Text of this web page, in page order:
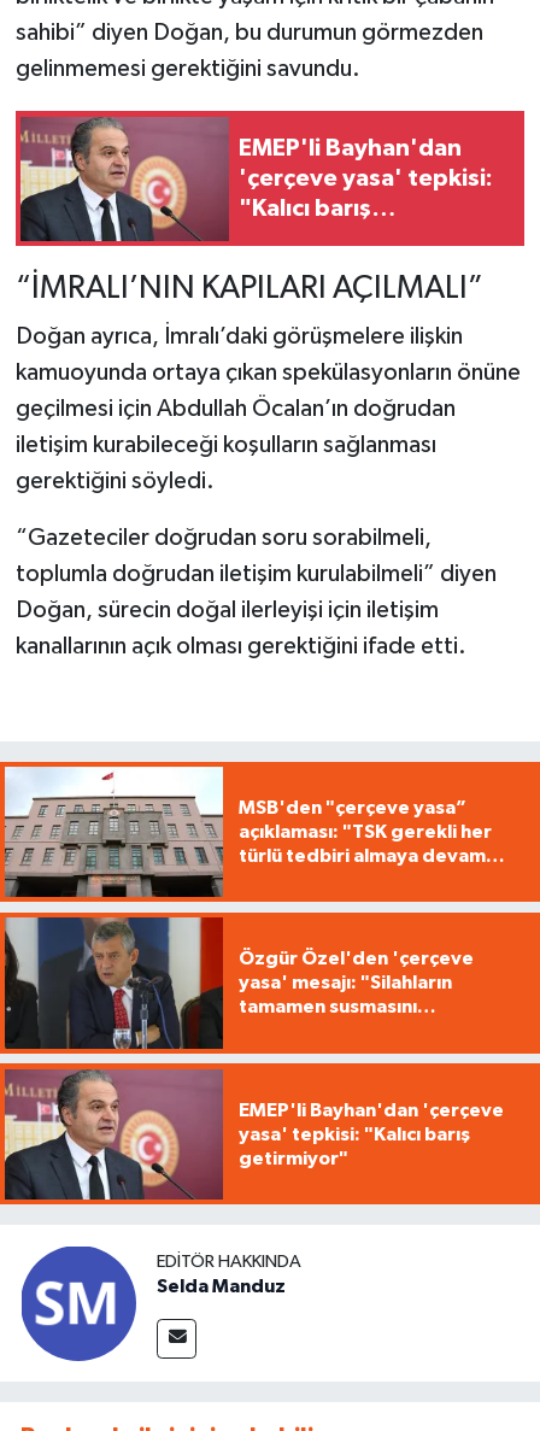
sahibi” diyen Doğan, bu durumun görmezden
gelinmemesi gerektiğini savundu.
EMEP'li Bayhan'dan
'çerçeve yasa' tepkisi:
"Kalıcı barış
“İMRALI’NIN KAPILARI AÇILMALI”
Doğan ayrıca, İmralı’daki görüşmelere ilişkin
kamuoyunda ortaya çıkan spekülasyonların önüne
geçilmesi için Abdullah Öcalan’ın doğrudan
iletişim kurabileceği koşulların sağlanması
gerektiğini söyledi.
“Gazeteciler doğrudan soru sorabilmeli,
toplumla doğrudan iletişim kurulabilmeli” diyen
Doğan, sürecin doğal ilerleyişi için iletişim
kanallarının açık olması gerektiğini ifade etti.
MSB'den "çerçeve yasa”
açıklaması: "TSK gerekli her
türlü tedbiri almaya devam
Özgür Özel'den 'çerçeve
yasa' mesajı: "Silahların
tamamen susmasını
EMEP'li Bayhan'dan 'çerçeve
yasa' tepkisi: "Kalıcı barış
getirmiyor"
EDITÖR HAKKINDA
Selda Manduz